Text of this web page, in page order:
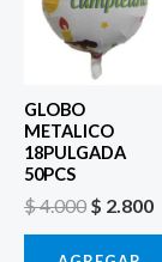
GLOBO
METALICO
18PULGADA
50PCS
$4.000
era:
$ 4.000.
$ 2.800